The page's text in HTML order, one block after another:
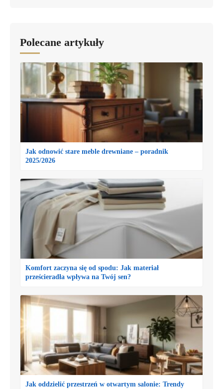
Polecane artykuły
Jak odnowić stare meble drewniane – poradnik
2025/2026
Komfort zaczyna się od spodu: Jak materiał
prześcieradła wpływa na Twój sen?
Jak oddzielić przestrzeń w otwartym salonie: Trendy